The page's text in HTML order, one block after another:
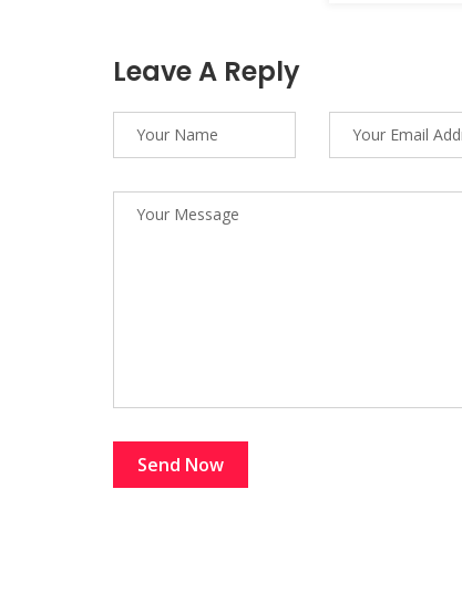
Leave A Reply